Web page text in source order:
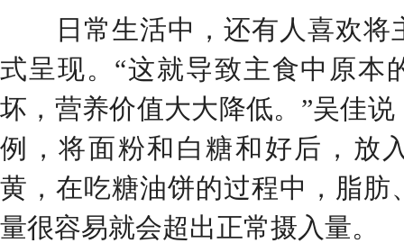
日常生活中，还有人喜欢将
式呈现。“这就导致主食中原本
坏，营养价值大大降低。”吴佳
例，将面粉和白糖和好后，放
黄，在吃糖油饼的过程中，脂肪
量很容易就会超出正常摄入量。